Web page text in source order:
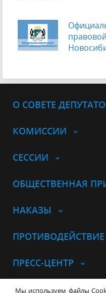
О СОВЕТЕ
КОМИССИИ
СЕССИИ
ОБЩЕСТВЕННАЯ
НАКАЗЫ
ПРЕСС-ЦЕНТР
© Совет депутатов
Мы используем файлы